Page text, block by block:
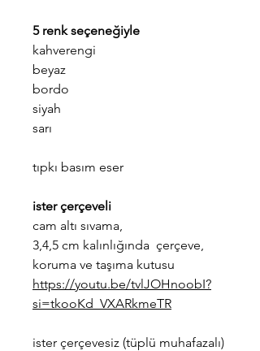
5 renk seçeneğiyle
kahverengi
beyaz
bordo
siyah
sarı
tıpkı basım eser
ister çerçeveli
cam altı sıvama,
3,4,5 cm kalınlığında çerçeve,
koruma ve taşıma kutusu
https://youtu.be/tvlJOHnoobI?
si=tkooKd_VXARkmeTR
ister çerçevesiz (tüplü muhafazalı)